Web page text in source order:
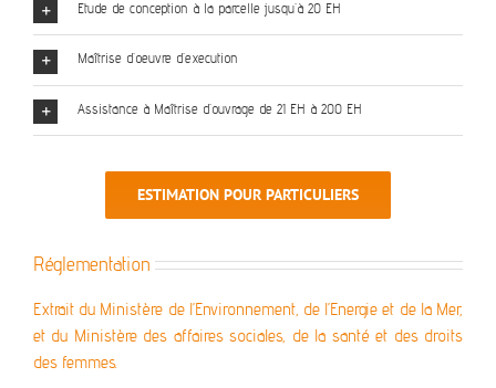
Etude de conception à la parcelle jusqu'à 20 EH
Maîtrise d'oeuvre d'execution
Assistance à Maîtrise d'ouvrage de 21 EH à 200 EH
ESTIMATION POUR PARTICULIERS
Réglementation
Extrait du Ministère de l’Environnement, de l’Energie et de la Mer,
et du Ministère des affaires sociales, de la santé et des droits
des femmes.